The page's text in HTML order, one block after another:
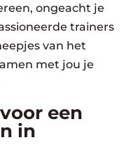
ongeacht je
trainers
van het
met jou je
een
in